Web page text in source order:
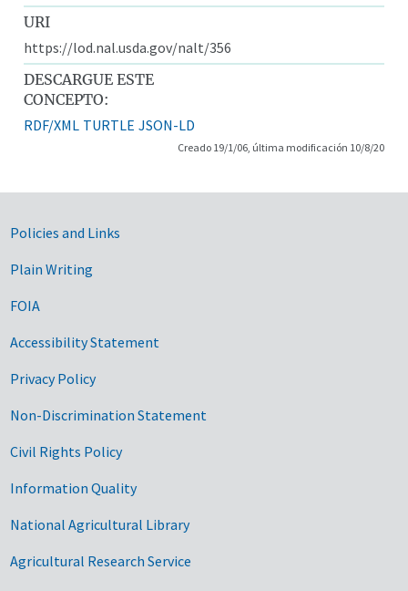
URI
https://lod.nal.usda.gov/nalt/356
DESCARGUE ESTE
CONCEPTO:
RDF/XML TURTLE JSON-LD
Creado 19/1/06, última modificación 10/8/20
Government Links
Policies and Links
Plain Writing
FOIA
Accessibility Statement
Privacy Policy
Non-Discrimination Statement
Civil Rights Policy
Information Quality
National Agricultural Library
Agricultural Research Service